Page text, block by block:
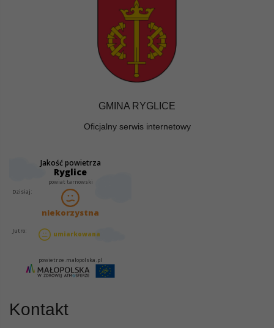
GMINA RYGLICE
Oficjalny serwis internetowy
Kontakt